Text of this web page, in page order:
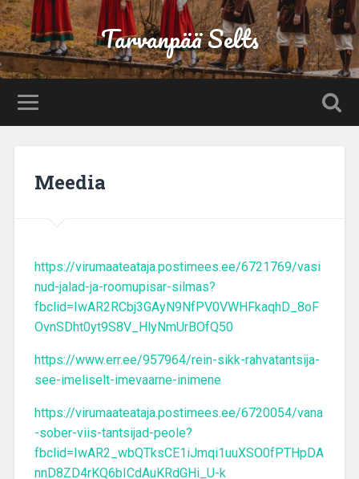
Tarvanpää Selts
Meedia
https://virumaateataja.postimees.ee/6721769/vasi
nud-jalad-ja-roomupisar-silmas?
fbclid=IwAR2RCbj3GAyN9NfPV0VWHFkaqhD_8oF
OvnSDht0yt9S8V_HlyNmUrBOfQ50
https://www.err.ee/957964/rein-sikk-rahvatantsija-
see-imeliselt-imevaarne-inimene
https://virumaateataja.postimees.ee/6720054/vana
-sober-viis-tantsijad-peole?
fbclid=IwAR2_wbQTksCE1iJmqi1uuXSO0fPTHpDA
nnD8ZD4rKQ6bICdAuKRdGHi_U-k